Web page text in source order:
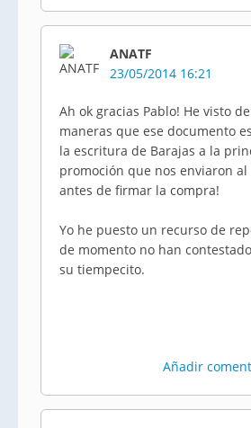
ANATF
23/05/2014 16:21
Ah ok gracias Pablo! He visto
maneras que ese documento
la escritura de Barajas a la
promoción que nos enviaron
antes de firmar la compra!
Yo he puesto un recurso de
de momento no han
su tiempecito.
Añadir